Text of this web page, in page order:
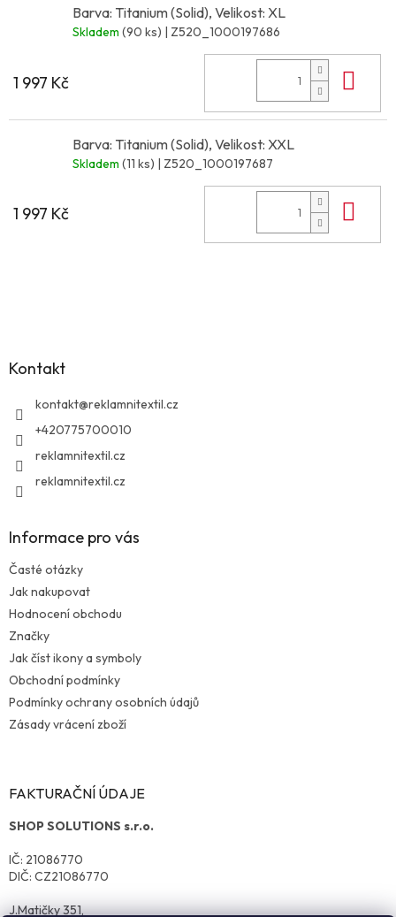
Barva: Titanium (Solid), Velikost: XL
Skladem (90 ks) | Z520_1000197686
1 997 Kč
Barva: Titanium (Solid), Velikost: XXL
Skladem (11 ks) | Z520_1000197687
1 997 Kč
Kontakt
kontakt@reklamnitextil.cz
+420775700010
reklamnitextil.cz
reklamnitextil.cz
Informace pro vás
Časté otázky
Jak nakupovat
Hodnocení obchodu
Značky
Jak číst ikony a symboly
Obchodní podmínky
Podmínky ochrany osobních údajů
Zásady vrácení zboží
FAKTURAČNÍ ÚDAJE
SHOP SOLUTIONS s.r.o.
IČ: 21086770
DIČ: CZ21086770
J.Matičky 351,